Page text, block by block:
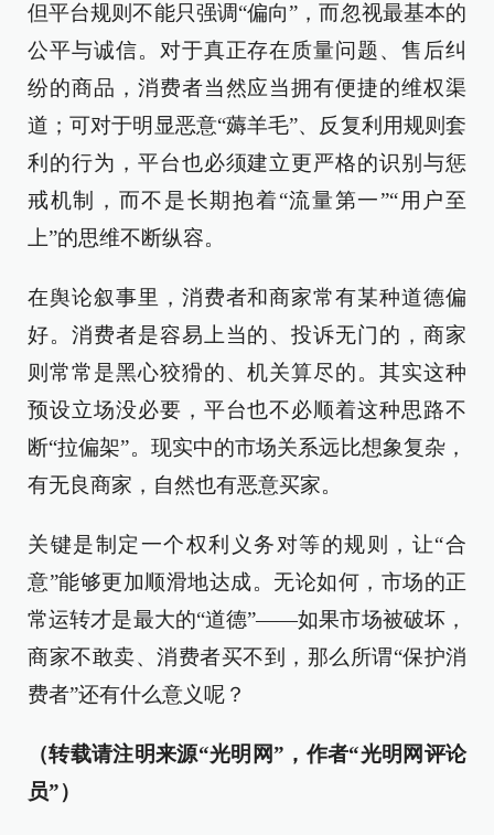
但平台规则不能只强调“偏向”，而忽视最基本的
公平与诚信。对于真正存在质量问题、售后纠
纷的商品，消费者当然应当拥有便捷的维权渠
道；可对于明显恶意“薅羊毛”、反复利用规则套
利的行为，平台也必须建立更严格的识别与惩
戒机制，而不是长期抱着“流量第一”“用户至
上”的思维不断纵容。
在舆论叙事里，消费者和商家常有某种道德偏
好。消费者是容易上当的、投诉无门的，商家
则常常是黑心狡猾的、机关算尽的。其实这种
预设立场没必要，平台也不必顺着这种思路不
断“拉偏架”。现实中的市场关系远比想象复杂，
有无良商家，自然也有恶意买家。
关键是制定一个权利义务对等的规则，让“合
意”能够更加顺滑地达成。无论如何，市场的正
常运转才是最大的“道德”——如果市场被破坏，
商家不敢卖、消费者买不到，那么所谓“保护消
费者”还有什么意义呢？
（转载请注明来源“光明网”，作者“光明网评论
员”）